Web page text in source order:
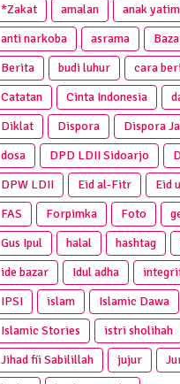
*Zakat
amalan
anak yatim
anti narkoba
asrama
Berita
budi luhur
cara
Catatan
Cinta Indonesia
Diklat
Dispora
Dispora
dosa
DPD LDII Sidoarjo
DPW LDII
Eid al-Fitr
Eid
FAS
Forpimka Foto
Gus Ipul
halal hashtag
ide bazar
Idul adha
IPSI
islam
Islamic Dawa
Islamic Stories
istri sholihah
Jihad fii Sabilillah
jujur